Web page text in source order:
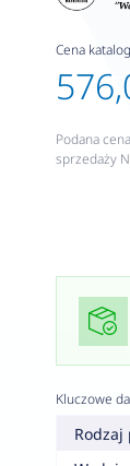
Cena
Podana
sprzedaży
Kluczowe
Rodzaj